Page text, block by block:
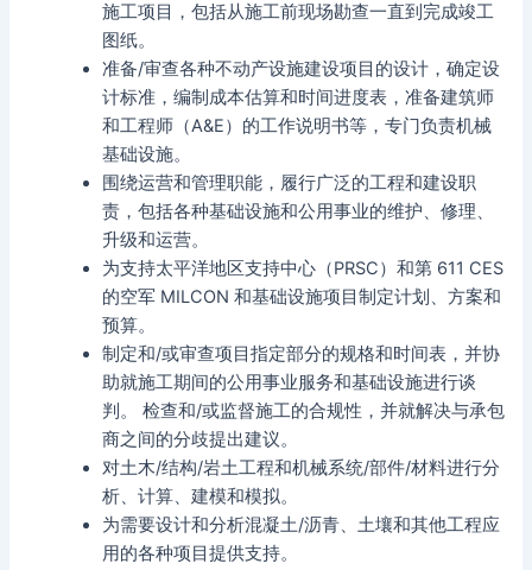
施工项目，包括从施工前现场勘查一直到完成竣工
图纸。
准备/审查各种不动产设施建设项目的设计，确定设
计标准，编制成本估算和时间进度表，准备建筑师
和工程师（A&E）的工作说明书等，专门负责机械
基础设施。
围绕运营和管理职能，履行广泛的工程和建设职
责，包括各种基础设施和公用事业的维护、修理、
升级和运营。
为支持太平洋地区支持中心（PRSC）和第 611 CES
的空军 MILCON 和基础设施项目制定计划、方案和
预算。
制定和/或审查项目指定部分的规格和时间表，并协
助就施工期间的公用事业服务和基础设施进行谈
判。 检查和/或监督施工的合规性，并就解决与承包
商之间的分歧提出建议。
对土木/结构/岩土工程和机械系统/部件/材料进行分
析、计算、建模和模拟。
为需要设计和分析混凝土/沥青、土壤和其他工程应
用的各种项目提供支持。